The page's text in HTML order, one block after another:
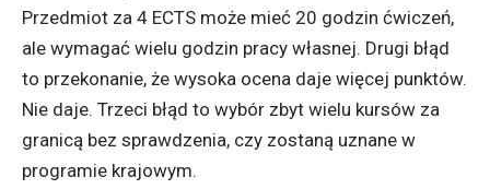
Przedmiot za 4 ECTS może mieć 20 godzin ćwiczeń,
ale wymagać wielu godzin pracy własnej. Drugi błąd
to przekonanie, że wysoka ocena daje więcej punktów.
Nie daje. Trzeci błąd to wybór zbyt wielu kursów za
granicą bez sprawdzenia, czy zostaną uznane w
programie krajowym.